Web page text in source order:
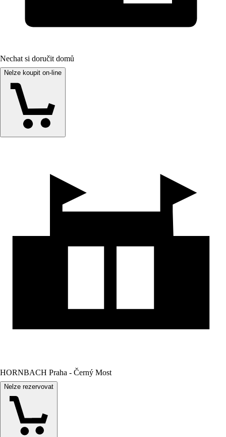
Nechat si doručit domů
Nelze koupit on-line
HORNBACH Praha - Černý Most
Nelze rezervovat